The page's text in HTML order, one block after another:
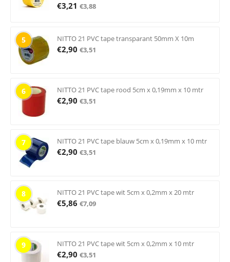
€3,21 €3,88
5 NITTO 21 PVC tape transparant 50mm X 10m
€2,90 €3,51
6 NITTO 21 PVC tape rood 5cm x 0,19mm x 10 mtr
€2,90 €3,51
7 NITTO 21 PVC tape blauw 5cm x 0,19mm x 10 mtr
€2,90 €3,51
8 NITTO 21 PVC tape wit 5cm x 0,2mm x 20 mtr
€5,86 €7,09
9 NITTO 21 PVC tape wit 5cm x 0,2mm x 10 mtr
€2,90 €3,51